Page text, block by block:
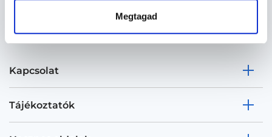
Megtagad
Kapcsolat
Tájékoztatók